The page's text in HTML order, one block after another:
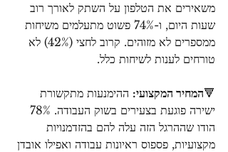
משאירים את הטלפון על השתק לאורך רוב
שעות היום, ו-74% פשוט מתעלמים משיחות
ממספרים לא מזוהים. קרוב לחצי (42%) לא
טורחים לענות לשיחות כלל.
🔻המחיר המקצועי: ההימנעות מתקשורת
הודו שההרגל הזה עלה להם בהזדמנויות
מקצועיות, פספוס ראיונות עבודה ואפילו אובדן